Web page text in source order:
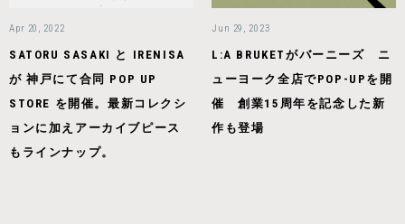
Apr 20, 2022
SATORU SASAKI と IRENISA
が 神戸にて合同 POP UP
STORE を開催。最新コレクシ
ョンに加えアーカイブピース
もラインナップ。
Jun 29, 2023
L:A BRUKETがバーニーズ ニ
ューヨーク全店でPOP-UPを開
催 創業15周年を記念した新
作も登場